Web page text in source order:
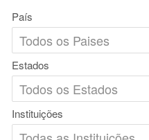
País
Estados
Instituições